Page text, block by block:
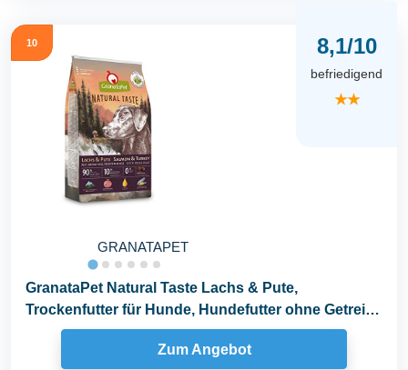
10
GRANATAPET
8,1/10
befriedigend
★★
GranataPet Natural Taste Lachs & Pute,
Trockenfutter für Hunde, Hundefutter ohne Getreide
& ohne...
Zum Angebot